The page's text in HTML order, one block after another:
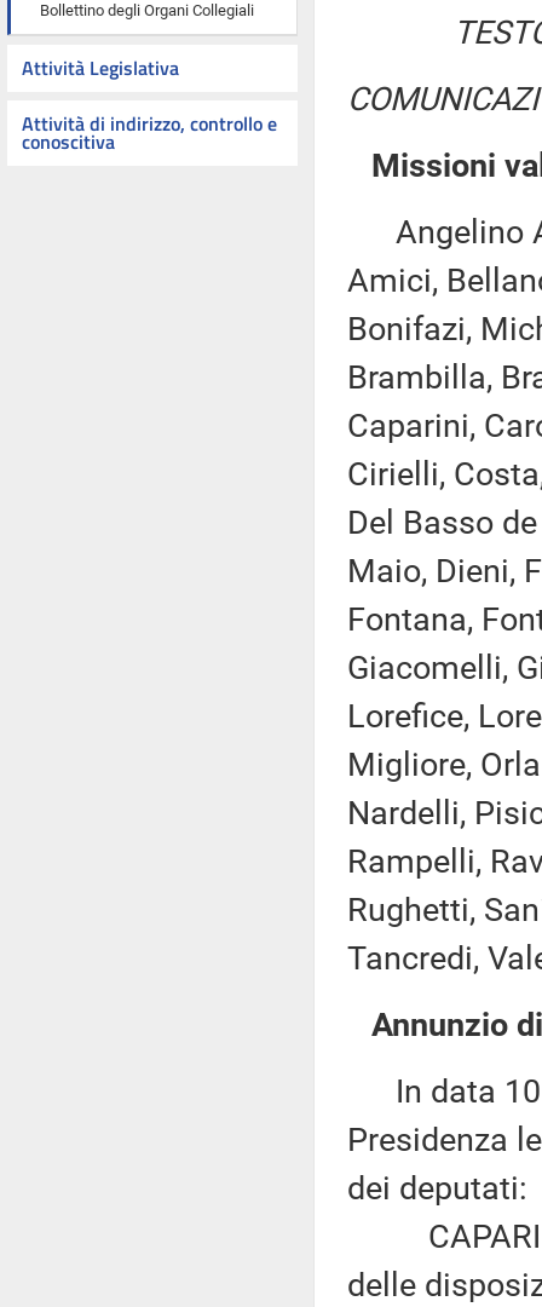
Bollettino degli Organi Collegiali
Attività Legislativa
Attività di indirizzo, controllo e
conoscitiva
Missioni
Angelino
Amici,
Bonifazi,
Brambilla,
Caparini,
Cirielli,
Del Basso
Maio, Dieni,
Fontana,
Giacomelli,
Lorefice,
Migliore,
Nardelli,
Rampelli,
Rughetti,
Tancredi,
Annunzio
In data 10
Presidenza
dei deputati:
delle